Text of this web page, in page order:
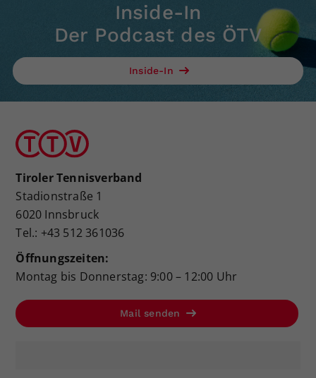
Inside-In
Der Podcast des ÖTV
Inside-In
Tiroler Tennisverband
Stadionstraße 1
6020 Innsbruck
Tel.: +43 512 361036
Öffnungszeiten:
Montag bis Donnerstag: 9:00 – 12:00 Uhr
Mail senden